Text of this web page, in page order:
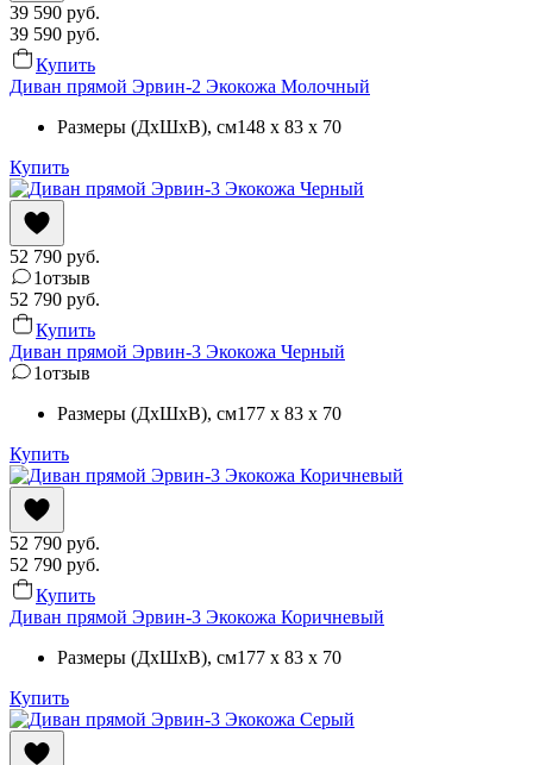
39 590 руб.
39 590 руб.
Купить
Диван прямой Эрвин-2 Экокожа Молочный
Размеры (ДхШхВ), см148 x 83 x 70
Купить
52 790 руб.
1отзыв
52 790 руб.
Купить
Диван прямой Эрвин-3 Экокожа Черный
1отзыв
Размеры (ДхШхВ), см177 x 83 x 70
Купить
52 790 руб.
52 790 руб.
Купить
Диван прямой Эрвин-3 Экокожа Коричневый
Размеры (ДхШхВ), см177 x 83 x 70
Купить